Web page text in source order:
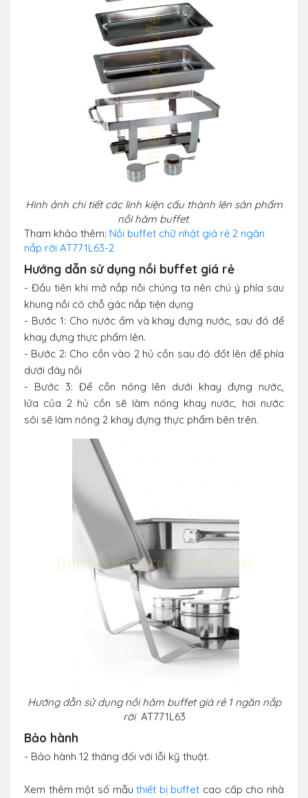
Hình ảnh chi tiết các linh kiện cấu thành lên sản phẩm
nồi hâm buffet
Tham khảo thêm: Nồi buffet chữ nhật giá rẻ 2 ngăn
nắp rời AT771L63-2
Hướng dẫn sử dụng nồi buffet giá rẻ
- Đầu tiên khi mở nắp nồi chúng ta nên chú ý phía sau
khung nồi có chỗ gác nắp tiện dụng
- Bước 1: Cho nước ấm và khay đựng nước, sau đó để
khay đựng thực phẩm lên.
- Bước 2: Cho cồn vào 2 hủ cồn sau đó đốt lên để phía
dưới đáy nồi
- Bước 3: Để cồn nóng lên dưới khay đựng nước,
lửa của 2 hủ cồn sẽ làm nóng khay nước, hơi nước
sôi sẽ làm nóng 2 khay đựng thực phẩm bên trên.
Hướng dẫn sử dụng nồi hâm buffet giá rẻ 1 ngăn nắp
rời AT771L63
Bảo hành
- Bảo hành 12 tháng đối với lỗi kỹ thuật.
Xem thêm một số mẫuthiết bị buffet cao cấp cho nhà